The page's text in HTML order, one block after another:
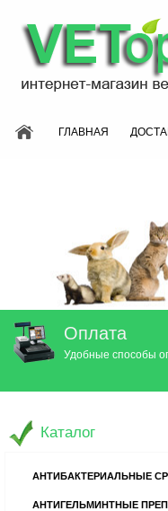
ГЛАВНАЯ
Оплата
Удобные способы
Каталог
АНТИБАКТЕРИАЛЬНЫЕ
АНТИГЕЛЬМИНТНЫЕ